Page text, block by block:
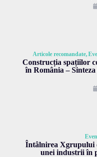
Articole recomandate
Construcția spațiilor
în România –
Întâlnirea Xgrupului
unei industrii în